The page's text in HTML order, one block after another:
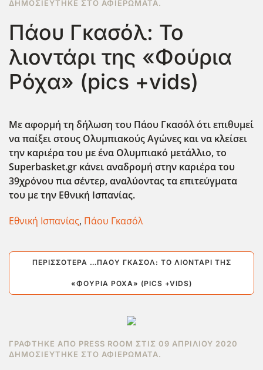
ΔΗΜΟΣΙΕΎΤΗΚΕ ΣΤΟ ΑΦΙΕΡΏΜΑΤΑ.
Πάου Γκασόλ: Το
λιοντάρι της «Φούρια
Ρόχα» (pics +vids)
Με αφορμή τη δήλωση του Πάου Γκασόλ ότι επιθυμεί
να παίξει στους Ολυμπιακούς Αγώνες και να κλείσει
την καριέρα του με ένα Ολυμπιακό μετάλλιο, το
Superbasket.gr κάνει αναδρομή στην καριέρα του
39χρόνου πια σέντερ, αναλύοντας τα επιτεύγματα
του με την Εθνική Ισπανίας.
Εθνική Ισπανίας, Πάου Γκασόλ
ΠΕΡΙΣΣΌΤΕΡΑ …ΠΆΟΥ ΓΚΑΣΌΛ: ΤΟ ΛΙΟΝΤΆΡΙ ΤΗΣ
«ΦΟΎΡΙΑ ΡΌΧΑ» (PICS +VIDS)
ΓΡΆΦΤΗΚΕ ΑΠΌ PRESS ROOM ΣΤΙΣ 09 ΑΠΡΙΛΊΟΥ 2020
ΔΗΜΟΣΙΕΎΤΗΚΕ ΣΤΟ ΑΦΙΕΡΏΜΑΤΑ.